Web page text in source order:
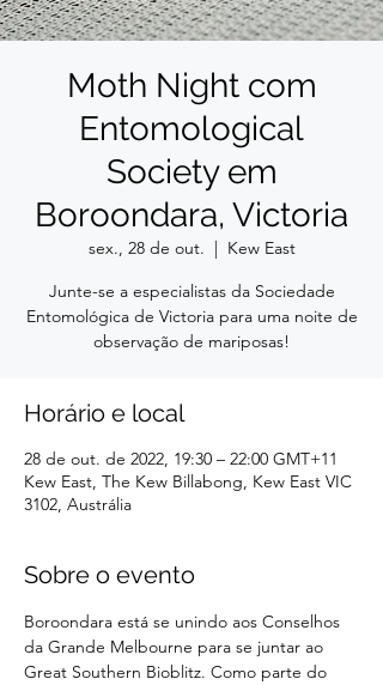
Moth Night com
Entomological
Society em
Boroondara, Victoria
sex., 28 de out.
  |
Kew East
Junte-se a especialistas da Sociedade
Entomológica de Victoria para uma noite de
observação de mariposas!
Horário e local
28 de out. de 2022, 19:30 – 22:00 GMT+11
Kew East, The Kew Billabong, Kew East VIC
3102, Austrália
Sobre o evento
Boroondara está se unindo aos Conselhos
da Grande Melbourne para se juntar ao
Great Southern Bioblitz. Como parte do